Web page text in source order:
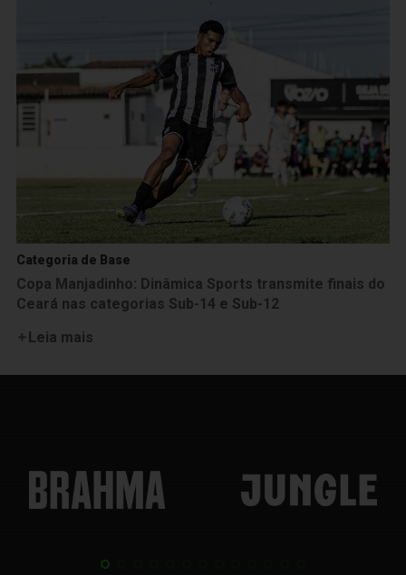
Categoria de Base
Copa Manjadinho: Dinâmica Sports transmite finais do
Ceará nas categorias Sub-14 e Sub-12
Leia mais